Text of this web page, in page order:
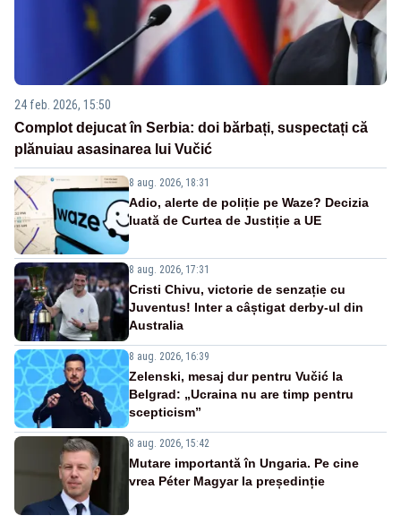
24 feb. 2026, 15:50
Complot dejucat în Serbia: doi bărbați, suspectați că
plănuiau asasinarea lui Vučić
8 aug. 2026, 18:31
Adio, alerte de poliție pe Waze? Decizia
luată de Curtea de Justiție a UE
8 aug. 2026, 17:31
Cristi Chivu, victorie de senzație cu
Juventus! Inter a câștigat derby-ul din
Australia
8 aug. 2026, 16:39
Zelenski, mesaj dur pentru Vučić la
Belgrad: „Ucraina nu are timp pentru
scepticism”
8 aug. 2026, 15:42
Mutare importantă în Ungaria. Pe cine
vrea Péter Magyar la președinție